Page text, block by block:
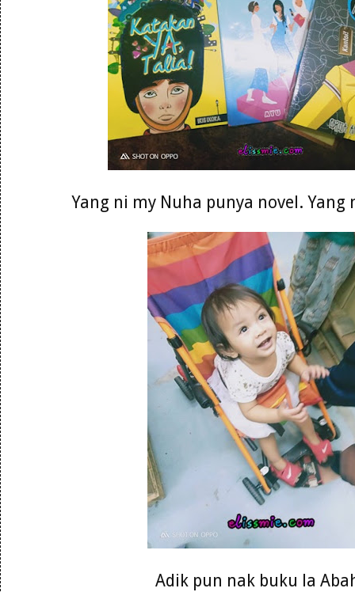
Yang ni my Nuha punya novel. Yang
Adik pun nak buku la